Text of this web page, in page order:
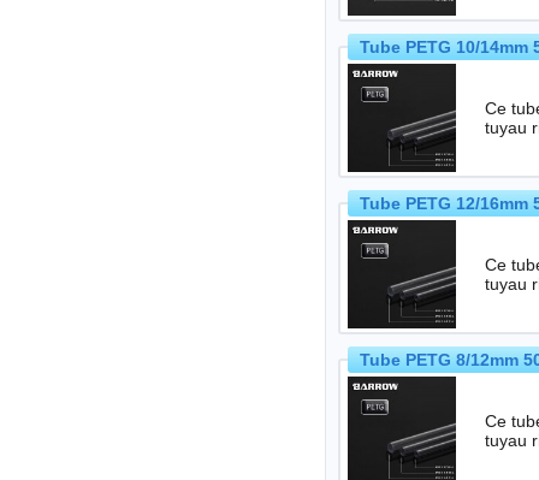
Tube PETG 10/
Ce
tuyau
Tube PETG 12/
Ce
tuyau
Tube PETG 8/12mm
Ce
tuyau